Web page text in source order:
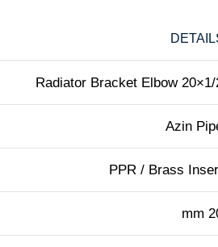
Radiator Bracket Elbow 20×1/
Azin
PPR / Brass
20